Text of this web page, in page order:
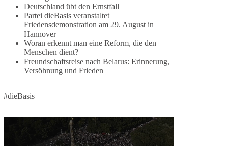
⚡️ NATO-Gipfel in Ankara: Kriegskonferenz statt
Friedensgipfel!?
Anfang Juli 2026 trafen sich 32 Bündnisstaaten
sowie deren Staats- und Regierungschefs zum
NATO-Gipfel in der Türkei. Von der NATO wird
Sicherheit.
Die Gipfelerklärung liest sich jedoch wie ein
Protokoll einer industriellen Kriegskonferenz:
Deutschland übt den Ernstfall
Partei dieBasis veranstaltet
Friedensdemonstration am 29. August in
Hannover
Woran erkennt man eine Reform, die den
Menschen dient?
Freundschaftsreise nach Belarus: Erinnerung,
Versöhnung und Frieden
#dieBasis